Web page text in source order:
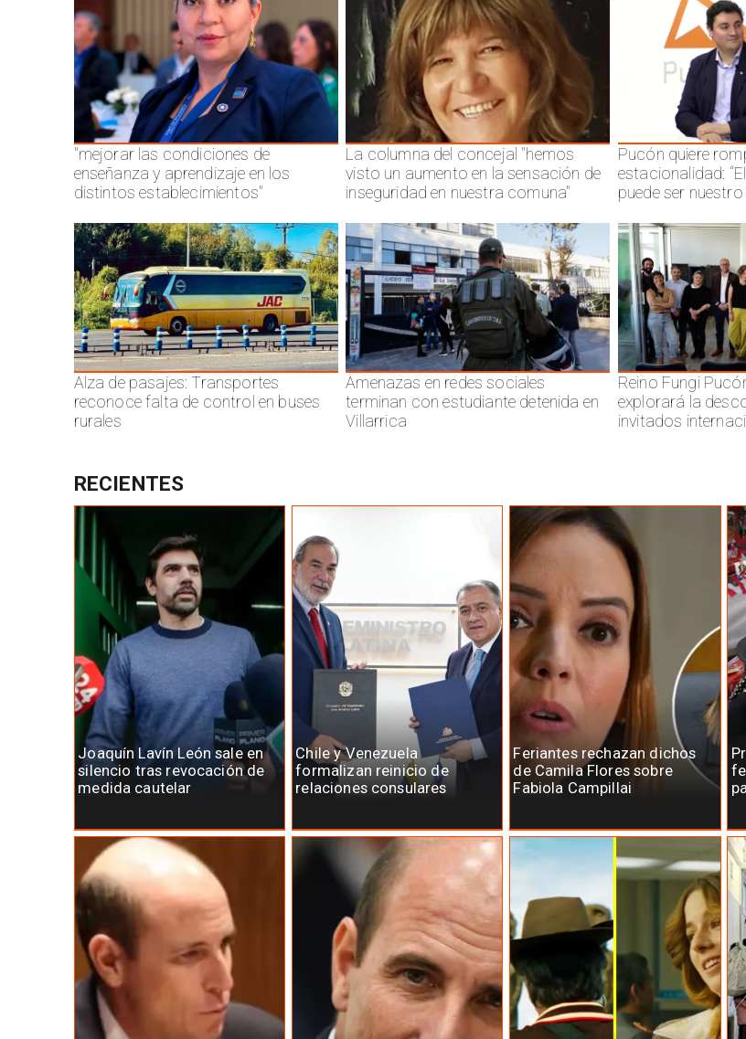
"mejorar las condiciones de
enseñanza y aprendizaje en los
distintos establecimientos"
La columna del concejal "hemos
visto un aumento en la sensación de
inseguridad en nuestra comuna"
Pucón quiere
estacionalidad:
puede ser nuestro
Alza de pasajes: Transportes
reconoce falta de control en buses
rurales
Amenazas en redes sociales
terminan con estudiante detenida en
Villarrica
Reino Fungi
explorará la
invitados
Joaquín Lavín León sale en
silencio tras revocación de
medida cautelar
Chile y Venezuela
formalizan reinicio de
relaciones consulares
Feriantes rechazan dichos
de Camila Flores sobre
Fabiola Campillai
RECIENTES